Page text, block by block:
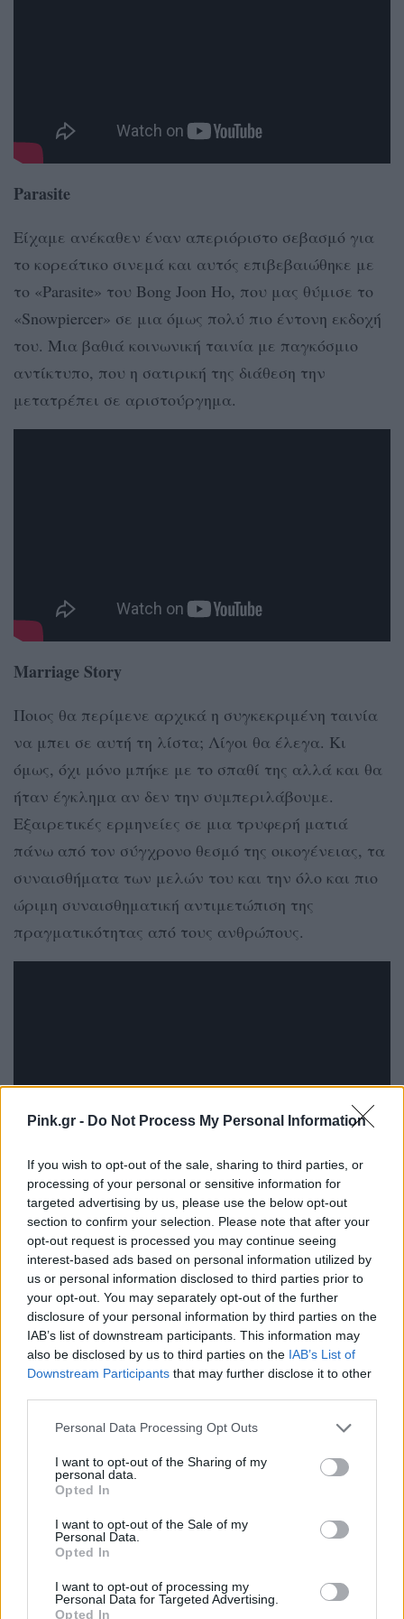
Pink.gr - Do Not Process My Personal Information
If you wish to opt-out of the sale, sharing to third parties, or
processing of your personal or sensitive information for
targeted advertising by us, please use the below opt-out
section to confirm your selection. Please note that after your
opt-out request is processed you may continue seeing
interest-based ads based on personal information utilized by
us or personal information disclosed to third parties prior to
your opt-out. You may separately opt-out of the further
disclosure of your personal information by third parties on the
IAB’s list of downstream participants. This information may
also be disclosed by us to third parties on the IAB’s List of
Downstream Participants that may further disclose it to other
Personal Data Processing Opt Outs
I want to opt-out of the Sharing of my
personal data.
Opted In
I want to opt-out of the Sale of my
Personal Data.
Opted In
I want to opt-out of processing my
Personal Data for Targeted Advertising.
Opted In
Parasite
Είχαμε ανέκαθεν έναν απεριόριστο σεβασμό για
το κορεάτικο σινεμά και αυτός επιβεβαιώθηκε με
το «Parasite» του Bong Joon Ho, που μας θύμισε το
«Snowpiercer» σε μια όμως πολύ πιο έντονη εκδοχή
του. Μια βαθιά κοινωνική ταινία με παγκόσμιο
αντίκτυπο, που η σατιρική της διάθεση την
μετατρέπει σε αριστούργημα.
Marriage Story
Ποιος θα περίμενε αρχικά η συγκεκριμένη ταινία
να μπει σε αυτή τη λίστα; Λίγοι θα έλεγα. Κι
όμως, όχι μόνο μπήκε με το σπαθί της αλλά και θα
ήταν έγκλημα αν δεν την συμπεριλάβουμε.
Εξαιρετικές ερμηνείες σε μια τρυφερή ματιά
πάνω από τον σύγχρονο θεσμό της οικογένειας, τα
συναισθήματα των μελών του και την όλο και πιο
ώριμη συναισθηματική αντιμετώπιση της
πραγματικότητας από τους ανθρώπους.
Portrait of a Lady on Fire
Η έννοια της εικαστικής αφήγησης, με
περισσότερους από έναν τρόπους. Μια ιστορία δυο
γυναικών, που βρίσκονται τόσο κοντά και τόσο
μακριά σε μια εποχή που πολλές φορές αγνοούσε
ηθελημένα την ύπαρξή τους. Όποιος αγαπάει το
σινεμά, σίγουρα θα την λάτρεψε.